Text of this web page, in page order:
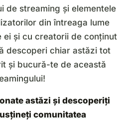
de streaming și elementele
din întreaga lume
ei și cu creatorii de conținut
descoperi chiar astăzi tot
și bucură-te de această
astăzi și descoperiți
comunitatea